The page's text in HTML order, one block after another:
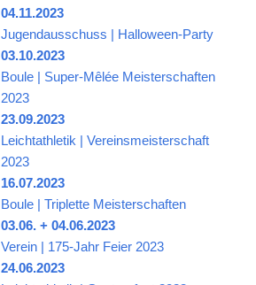
04.11.2023
Jugendausschuss | Halloween-Party
03.10.2023
Boule | Super-Mêlée Meisterschaften
2023
23.09.2023
Leichtathletik | Vereinsmeisterschaft
2023
16.07.2023
Boule | Triplette Meisterschaften
03.06. + 04.06.2023
Verein | 175-Jahr Feier 2023
24.06.2023